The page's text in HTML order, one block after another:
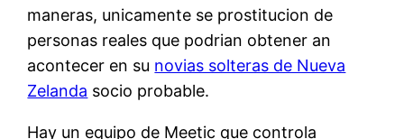
maneras, unicamente se prostitucion de
personas reales que podrian obtener an
acontecer en su novias solteras de Nueva
Zelanda socio probable.
Hay un equipo de Meetic que controla